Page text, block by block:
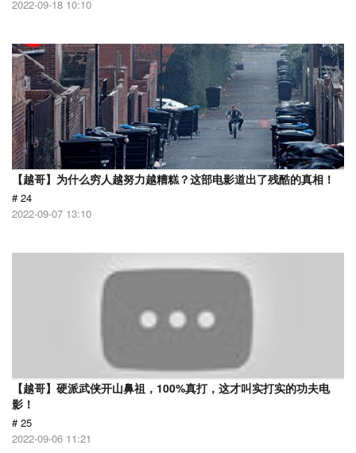
2022-09-18 10:10
【越哥】为什么穷人越努力越糟糕？这部电影道出了残酷的真相！
# 24
2022-09-07 13:10
【越哥】硬派武侠开山鼻祖，100%真打，这才叫实打实的功夫电
影！
# 25
2022-09-06 11:21